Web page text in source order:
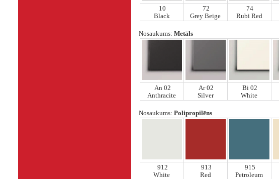
10
Black
72
Grey Beige
74
Rubi Red
Nosaukums: Metāls
An 02
Anthracite
Ar 02
Silver
Bi 02
White
Nosaukums: Polipropilēns
912
White
913
Red
915
Petroleum